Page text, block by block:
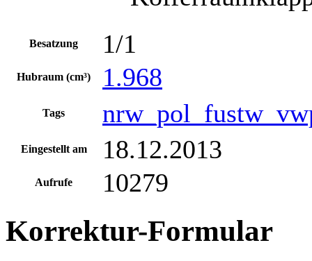
Besatzung 1/1
Hubraum (cm³) 1.968
Tags
Eingestellt am 18.12.2013
Aufrufe 10279
Korrektur-Formular